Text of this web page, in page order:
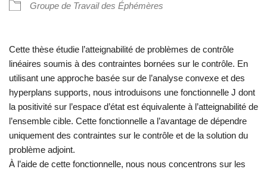
Groupe de Travail des Éphémères
Cette thèse étudie l’atteignabilité de problèmes de contrôle
linéaires soumis à des contraintes bornées sur le contrôle. En
utilisant une approche basée sur de l’analyse convexe et des
hyperplans supports, nous introduisons une fonctionnelle J dont
la positivité sur l’espace d’état est équivalente à l’atteignabilité de
l’ensemble cible. Cette fonctionnelle a l’avantage de dépendre
uniquement des contraintes sur le contrôle et de la solution du
problème adjoint.
À l’aide de cette fonctionnelle, nous nous concentrons sur les